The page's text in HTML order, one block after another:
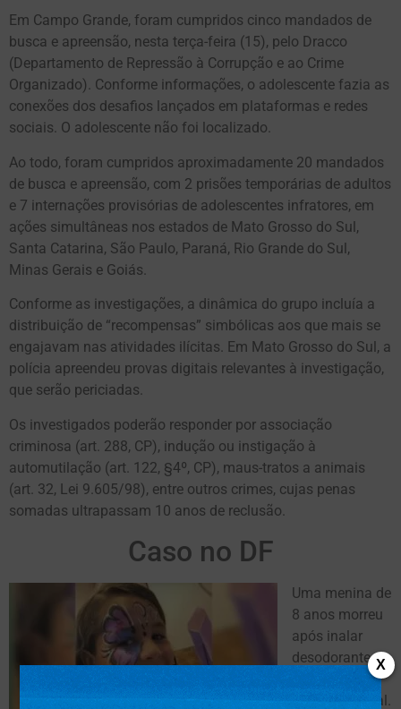
Em Campo Grande, foram cumpridos cinco mandados de
busca e apreensão, nesta terça-feira (15), pelo Dracco
(Departamento de Repressão à Corrupção e ao Crime
Organizado). Conforme informações, o adolescente fazia as
conexões dos desafios lançados em plataformas e redes
sociais. O adolescente não foi localizado.
Ao todo, foram cumpridos aproximadamente 20 mandados
de busca e apreensão, com 2 prisões temporárias de adultos
e 7 internações provisórias de adolescentes infratores, em
ações simultâneas nos estados de Mato Grosso do Sul,
Santa Catarina, São Paulo, Paraná, Rio Grande do Sul,
Minas Gerais e Goiás.
Conforme as investigações, a dinâmica do grupo incluía a
distribuição de “recompensas” simbólicas aos que mais se
engajavam nas atividades ilícitas. Em Mato Grosso do Sul, a
polícia apreendeu provas digitais relevantes à investigação,
que serão periciadas.
Os investigados poderão responder por associação
criminosa (art. 288, CP), indução ou instigação à
automutilação (art. 122, §4º, CP), maus-tratos a animais
(art. 32, Lei 9.605/98), entre outros crimes, cujas penas
somadas ultrapassam 10 anos de reclusão.
Caso no DF
Uma menina de
8 anos morreu
após inalar
desodorante
aerossol, no
Distrito Federal.
X